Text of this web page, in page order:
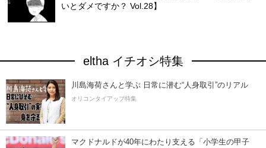
いとダメですか？ Vol.28】
eltha イチオシ特集
川島海荷さんと学ぶ 日常に潜む“人身取引”のリアル
オリコンタイアップ特集
マクドナルドが40年にわたり支える「小学生の甲子